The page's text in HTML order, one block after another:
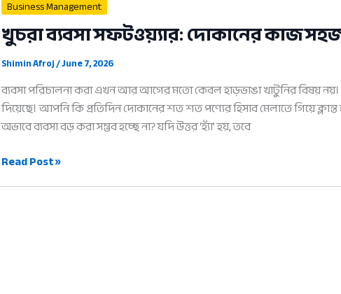
পরিচালনার
নিয়ম
Business Management
খুচরা ব্যবসা সফটওয়্যার: দোকানের কাজ
Shimin Afroj/June 7, 2026
ব্যবসা পরিচালনা করা এখন আর আগের মতো কেবল হাড়ভাঙা খাটুনির বিষয়
দিয়েছে। আপনি কি প্রতিদিন দোকানের শত শত পণ্যের হিসাব মেলাতে গিয়ে
অভাবে ব্যবসা বড় করা সম্ভব হচ্ছে না? যদি উত্তর ‘হ্যাঁ’ হয়, তবে
খুচরা
Read Post »